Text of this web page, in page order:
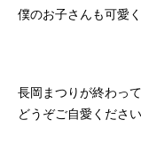
僕のお子さんも可愛
長岡まつりが終わっ
どうぞご自愛ください